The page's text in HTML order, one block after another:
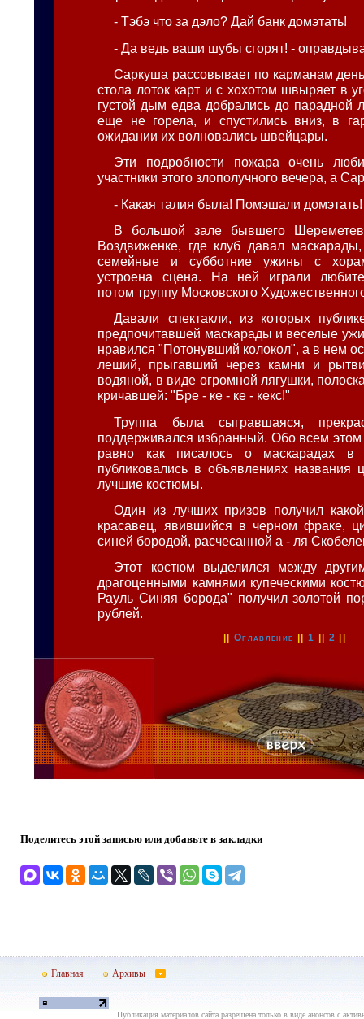
- Тэбэ что за дэло? Дай банк домэтать!
- Да ведь ваши шубы сгорят! -
Саркуша рассовывает по карманам
стола лоток карт и с хохотом швыряет в
густой дым едва добрались до парадной
еще не горела, и спустились вниз, в
ожидании их волновались швейцары.
Эти подробности пожара очень
участники этого злополучного вечера, а
- Какая талия была! Помэшали домэтать!
В большой зале бывшего
Воздвиженке, где клуб давал
семейные и субботние ужины с
устроена сцена. На ней играли
потом труппу Московского
Давали спектакли, из которых
предпочитавшей маскарады и веселые
нравился "Потонувший колокол", а в нем
леший, прыгавший через камни и
водяной, в виде огромной лягушки,
кричавшей: "Бре - ке - ке - кекс!"
Труппа была сыгравшаяся,
поддерживался избранный. Обо всем этом
равно как писалось о маскарадах в
публиковались в объявлениях названия
лучшие костюмы.
Один из лучших призов получил
красавец, явившийся в черном фраке,
синей бородой, расчесанной а - ля
Этот костюм выделился между
драгоценными камнями купеческими
Рауль Синяя борода" получил золотой
рублей.
||Оглавление 1 2
Поделитесь этой записью или добавьте в закладки
Главная Архивы
Публикация материалов сайта разрешена только в виде анонсов с